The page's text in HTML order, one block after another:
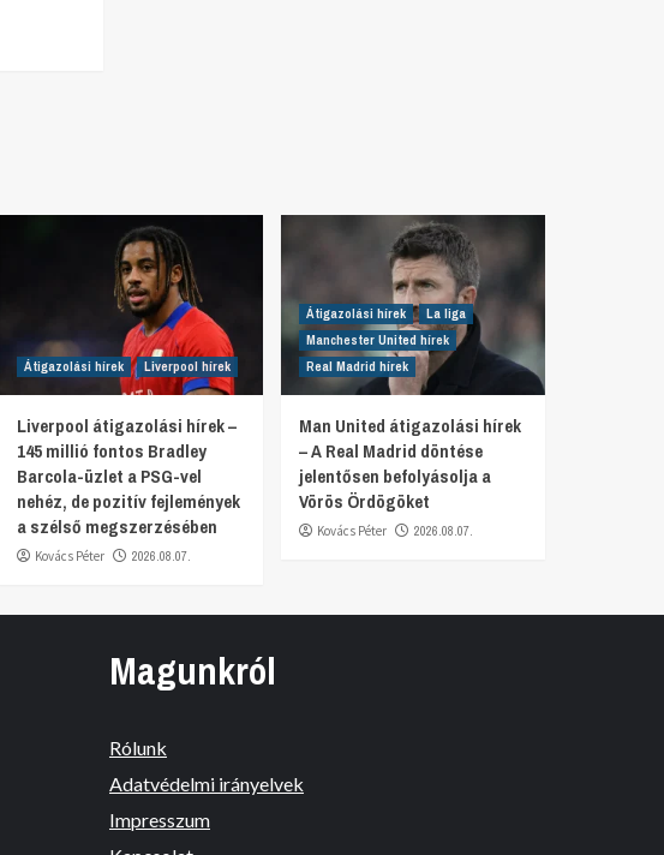
Átigazolási hírek Liverpool hírek
Liverpool átigazolási hírek –
145 millió fontos Bradley
Barcola-üzlet a PSG-vel
nehéz, de pozitív fejlemények
a szélső megszerzésében
Kovács Péter 2026.08.07.
Átigazolási hírek
La liga
Manchester United hírek
Real Madrid hírek
Man United átigazolási hírek
– A Real Madrid döntése
jelentősen befolyásolja a
Vörös Ördögöket
Kovács Péter 2026.08.07.
Magunkról
Rólunk
Adatvédelmi irányelvek
Impresszum